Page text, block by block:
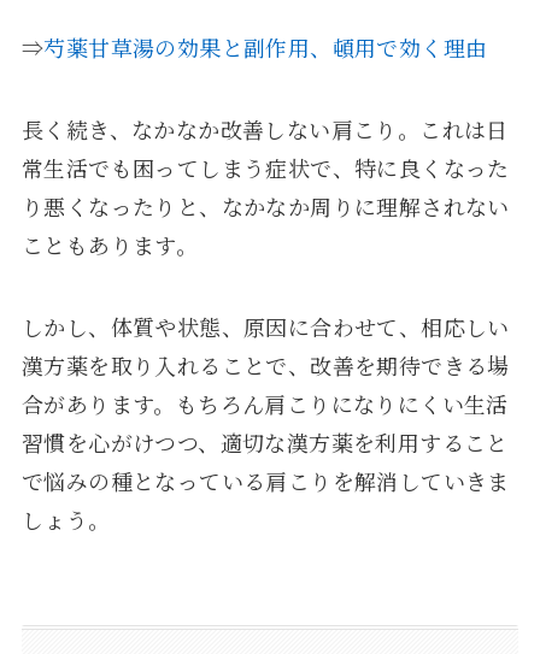
⇒芍薬甘草湯の効果と副作用、頓用で効く理由
長く続き、なかなか改善しない肩こり。これは日
常生活でも困ってしまう症状で、特に良くなった
り悪くなったりと、なかなか周りに理解されない
こともあります。
しかし、体質や状態、原因に合わせて、相応しい
漢方薬を取り入れることで、改善を期待できる場
合があります。もちろん肩こりになりにくい生活
習慣を心がけつつ、適切な漢方薬を利用すること
で悩みの種となっている肩こりを解消していきま
しょう。